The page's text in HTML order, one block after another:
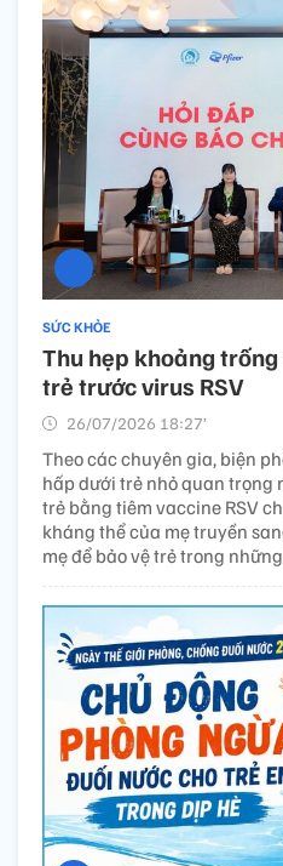
SỨC KHỎE
Thu hẹp khoảng
trẻ trước virus RSV
26/07/2026 18:27’
Theo các chuyên gia, biện
hấp dưới trẻ nhỏ quan trọng
trẻ bằng tiêm vaccine RSV
kháng thể của mẹ truyền
mẹ để bảo vệ trẻ trong